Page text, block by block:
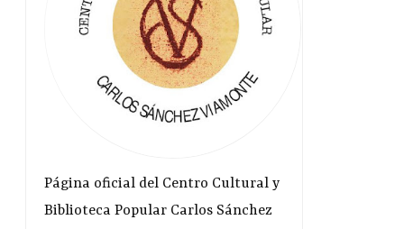
Página oficial del Centro Cultural y
Biblioteca Popular Carlos Sánchez